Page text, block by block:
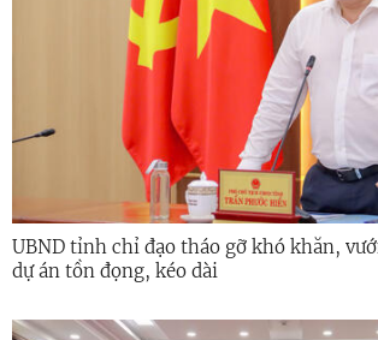
UBND tỉnh chỉ đạo tháo gỡ khó khăn,
dự án tồn đọng, kéo dài